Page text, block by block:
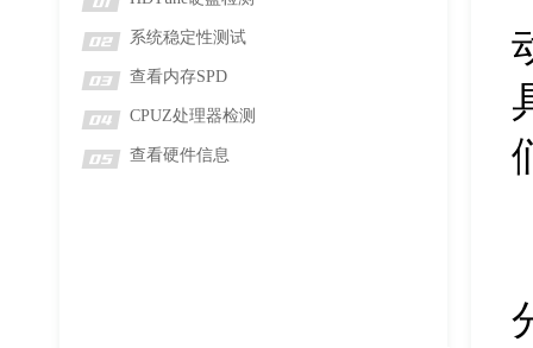
02 系统稳定性测试
03 查看内存SPD
04 CPUZ处理器检测
05 查看硬件信息